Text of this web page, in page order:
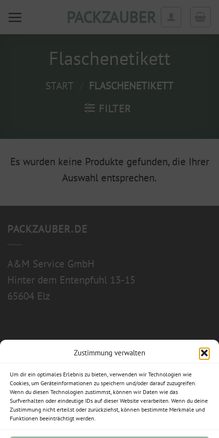
Zustimmung verwalten
Um dir ein optimales Erlebnis zu bieten, verwenden wir Technologien wie
Cookies, um Geräteinformationen zu speichern und/oder darauf zuzugreifen.
Wenn du diesen Technologien zustimmst, können wir Daten wie das
Surfverhalten oder eindeutige IDs auf dieser Website verarbeiten. Wenn du deine
Zustimmung nicht erteilst oder zurückziehst, können bestimmte Merkmale und
Funktionen beeinträchtigt werden.
Inhalt
PACKZAUBER
Flaschenetikett
START
FLASCHENETIKETT
FILTER
Es wurden keine Produkte gefunden, die Ihrer
Auswahl entsprechen.
PACKZAUBER.DE
A&M Service GmbH
Hinter dem Entenpfuhl 13-15
65604 Elz
Allgemeine Geschäftsbedingungen
Impressum
Datenschutzerklärung
Widerrufsbelehrung